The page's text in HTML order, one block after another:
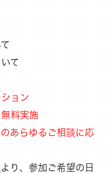
て
ョン
料実施
あらゆるご相談に応
より、参加ご希望の日